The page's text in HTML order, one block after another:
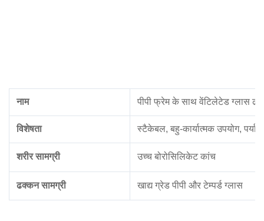
नाम पीपी फ्रेम के साथ वेंटिलेटेड ग्लास
विशेषता स्टैकेबल, बहु-कार्यात्मक उपयोग,
शरीर सामग्री उच्च बोरोसिलिकेट कांच
ढक्कन सामग्री खाद्य ग्रेड पीपी और टेम्पर्ड ग्लास